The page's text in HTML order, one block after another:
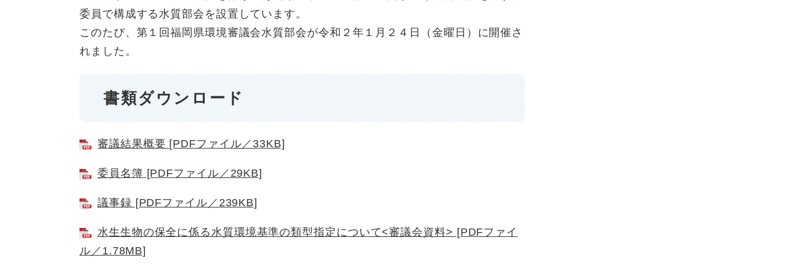
委員で構成する水質部会を設置しています。
このたび、第１回福岡県環境審議会水質部会が令和２年１月２４日（金曜日）に開催さ
れました。
書類ダウンロード
審議結果概要 [PDFファイル／33KB]
委員名簿 [PDFファイル／29KB]
議事録 [PDFファイル／239KB]
水生生物の保全に係る水質環境基準の類型指定について<審議会資料> [PDFファイ
ル／1.78MB]